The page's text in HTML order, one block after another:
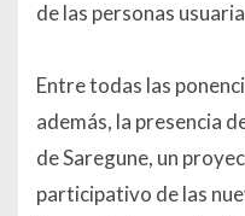
de las personas
Entre todas las
además, la presencia
de Saregune, un
participativo de las